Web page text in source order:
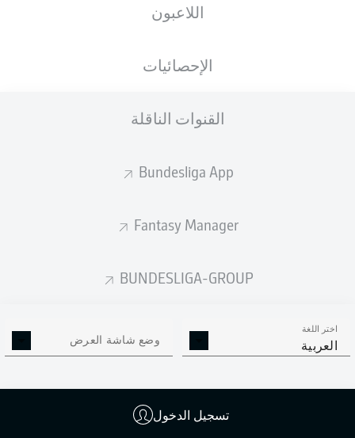
اللاعبون
الإحصائيات
القنوات الناقلة
Bundesliga App
Fantasy Manager
BUNDESLIGA-GROUP
اختر اللغة
العربية وضع شاشة العرض
تسجيل الدخول
22.06.2000
إحصائيات موسم 2026/2027
الافتكاكات